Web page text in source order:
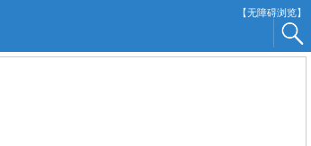
【无障碍浏览】